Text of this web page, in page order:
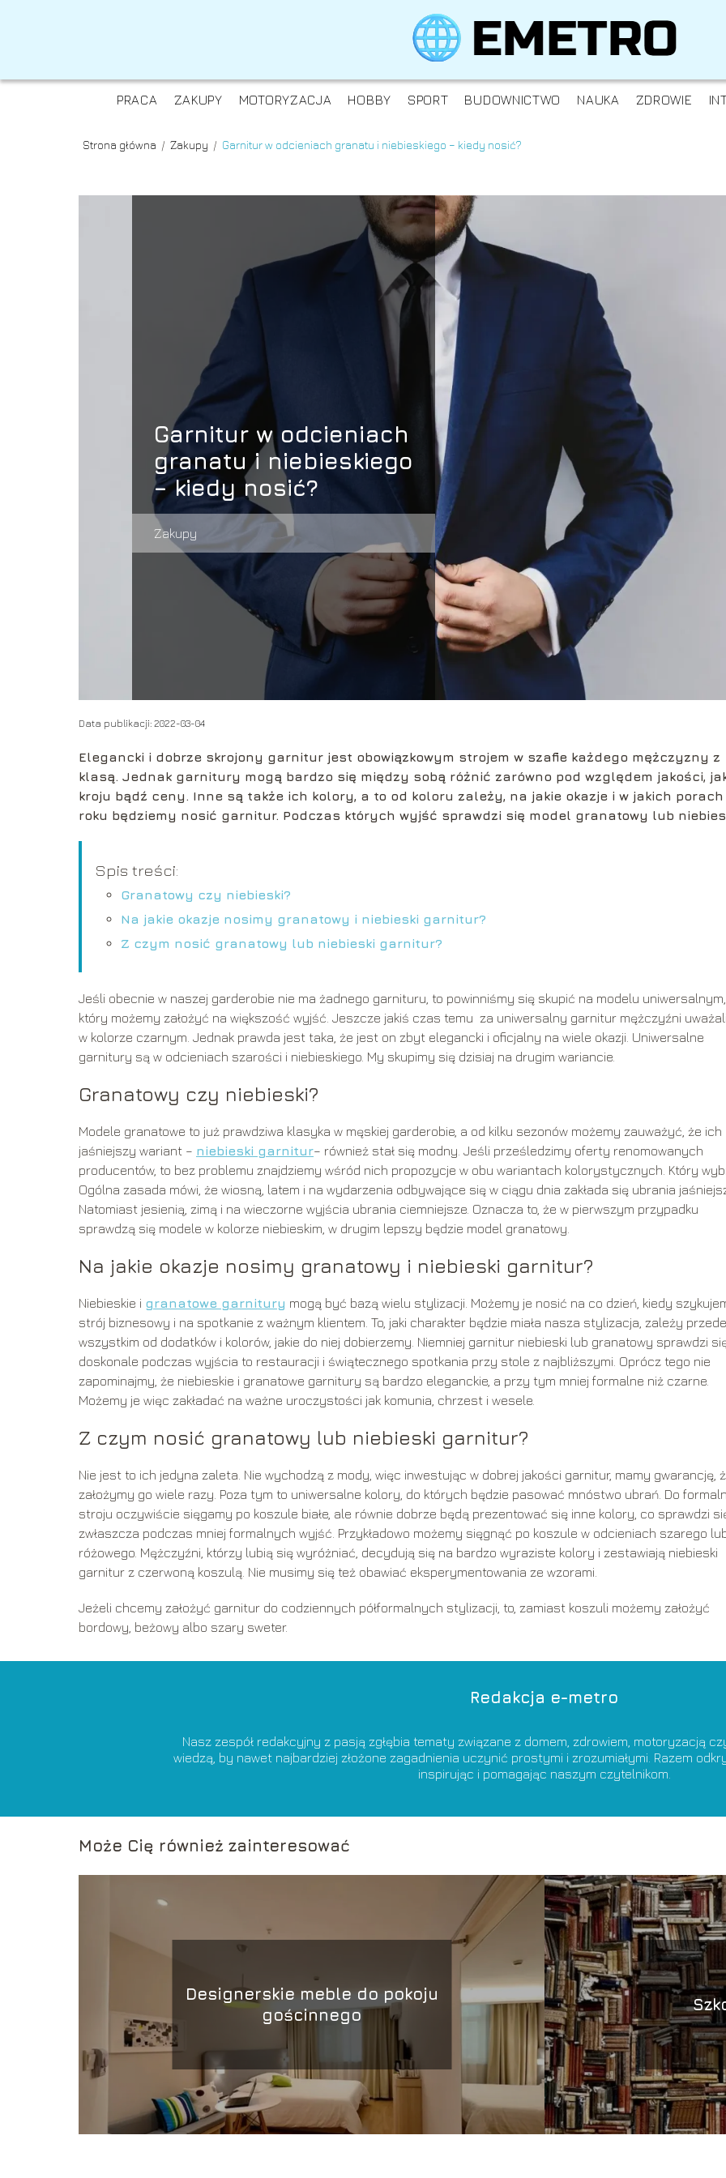
PRACA ZAKUPY MOTORYZACJA HOBBY SPORT BUDOWNICTWO NAUKA ZDROWIE
Strona główna / Zakupy / Garnitur w odcieniach granatu i niebieskiego – kiedy nosić?
Garnitur w odcieniach
granatu i niebieskiego
– kiedy nosić?
Zakupy
Data publikacji: 2022-03-04
Elegancki i dobrze skrojony garnitur jest obowiązkowym strojem w szafie każdego mężczyzny z
klasą. Jednak garnitury mogą bardzo się między sobą różnić zarówno pod względem jakości,
kroju bądź ceny. Inne są także ich kolory, a to od koloru zależy, na jakie okazje i w jakich porach
roku będziemy nosić garnitur. Podczas których wyjść sprawdzi się model granatowy lub
Spis treści:
Granatowy czy niebieski?
Na jakie okazje nosimy granatowy i niebieski garnitur?
Z czym nosić granatowy lub niebieski garnitur?
Jeśli obecnie w naszej garderobie nie ma żadnego garnituru, to powinniśmy się skupić na modelu uniwersalnym,
który możemy założyć na większość wyjść. Jeszcze jakiś czas temu za uniwersalny garnitur mężczyźni
w kolorze czarnym. Jednak prawda jest taka, że jest on zbyt elegancki i oficjalny na wiele okazji. Uniwersalne
garnitury są w odcieniach szarości i niebieskiego. My skupimy się dzisiaj na drugim wariancie.
Granatowy czy niebieski?
Modele granatowe to już prawdziwa klasyka w męskiej garderobie, a od kilku sezonów możemy zauważyć, że ich
jaśniejszy wariant – niebieski garnitur– również stał się modny. Jeśli prześledzimy oferty renomowanych
producentów, to bez problemu znajdziemy wśród nich propozycje w obu wariantach kolorystycznych. Który
Ogólna zasada mówi, że wiosną, latem i na wydarzenia odbywające się w ciągu dnia zakłada się ubrania
Natomiast jesienią, zimą i na wieczorne wyjścia ubrania ciemniejsze. Oznacza to, że w pierwszym przypadku
sprawdzą się modele w kolorze niebieskim, w drugim lepszy będzie model granatowy.
Na jakie okazje nosimy granatowy i niebieski garnitur?
Niebieskie i granatowe garnitury mogą być bazą wielu stylizacji. Możemy je nosić na co dzień, kiedy
strój biznesowy i na spotkanie z ważnym klientem. To, jaki charakter będzie miała nasza stylizacja, zależy przede
wszystkim od dodatków i kolorów, jakie do niej dobierzemy. Niemniej garnitur niebieski lub granatowy sprawdzi
doskonale podczas wyjścia to restauracji i świątecznego spotkania przy stole z najbliższymi. Oprócz tego nie
zapominajmy, że niebieskie i granatowe garnitury są bardzo eleganckie, a przy tym mniej formalne niż czarne.
Możemy je więc zakładać na ważne uroczystości jak komunia, chrzest i wesele.
Z czym nosić granatowy lub niebieski garnitur?
Nie jest to ich jedyna zaleta. Nie wychodzą z mody, więc inwestując w dobrej jakości garnitur, mamy gwarancję,
założymy go wiele razy. Poza tym to uniwersalne kolory, do których będzie pasować mnóstwo ubrań. Do
stroju oczywiście sięgamy po koszule białe, ale równie dobrze będą prezentować się inne kolory, co sprawdzi
zwłaszcza podczas mniej formalnych wyjść. Przykładowo możemy sięgnąć po koszule w odcieniach szarego
różowego. Mężczyźni, którzy lubią się wyróżniać, decydują się na bardzo wyraziste kolory i zestawiają niebieski
garnitur z czerwoną koszulą. Nie musimy się też obawiać eksperymentowania ze wzorami.
Jeżeli chcemy założyć garnitur do codziennych półformalnych stylizacji, to, zamiast koszuli możemy założyć
bordowy, beżowy albo szary sweter.
Redakcja e-metro
Nasz zespół redakcyjny z pasją zgłębia tematy związane z domem, zdrowiem, motoryzacją
wiedzą, by nawet najbardziej złożone zagadnienia uczynić prostymi i zrozumiałymi. Razem
inspirując i pomagając naszym czytelnikom.
Może Cię również zainteresować
Designerskie meble do pokoju
gościnnego